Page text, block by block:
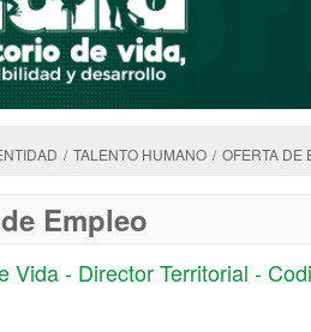
/ TALENTO HUMANO / OFERTA DE
Empleo
Vida - Director Territorial -